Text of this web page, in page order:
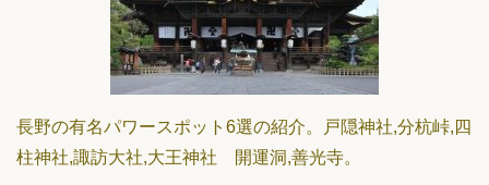
長野の有名パワースポット6選の紹介。戸隠神社,分杭峠,四
柱神社,諏訪大社,大王神社 開運洞,善光寺。